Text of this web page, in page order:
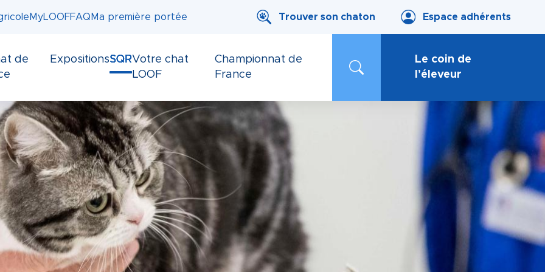
MyLOOFFAQ Ma première portée Trouver son chaton Espace adhérents
de
ExpositionsSQRVotre chat
LOOF
Championnat de
France
Le coin de
l’éleveur